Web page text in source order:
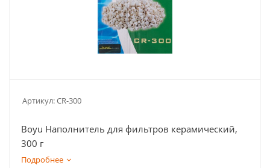
Артикул:CR-300
Boyu Наполнитель для фильтров керамический,
300 г
Подробнее